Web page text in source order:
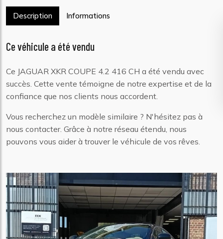
Description Informations
Ce véhicule a été vendu
Ce JAGUAR XKR COUPE 4.2 416 CH a été vendu avec
succès. Cette vente témoigne de notre expertise et de la
confiance que nos clients nous accordent.
Vous recherchez un modèle similaire ? N'hésitez pas à
nous contacter. Grâce à notre réseau étendu, nous
pouvons vous aider à trouver le véhicule de vos rêves.